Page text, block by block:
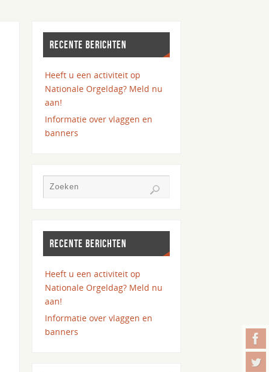
RECENTE BERICHTEN
Heeft u een activiteit op
Nationale Orgeldag? Meld nu
aan!
Informatie over vlaggen en
banners
RECENTE BERICHTEN
Heeft u een activiteit op
Nationale Orgeldag? Meld nu
aan!
Informatie over vlaggen en
banners